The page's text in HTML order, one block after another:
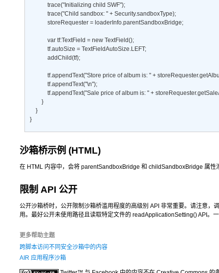
            trace("Initializing child SWF");
            trace("Child sandbox: " + Security.sandboxType);
            storeRequester = loaderInfo.parentSandboxBridge;
            var tf:TextField = new TextField();
            tf.autoSize = TextFieldAutoSize.LEFT;
            addChild(tf);
tf.appendText("Store price of album is: " +
            tf.appendText("\n");
tf.appendText("Sale price of album is: " +
        }
    }
}
沙箱桥示例 (HTML)
在 HTML 内容中，会将 parentSandboxBridge 和 childSandboxBridge 属性
限制 API 公开
公开沙箱桥时，公开限制沙箱桥滥用程度的高级别 API 非常重要。请注意
用。最好公开未使用路径且读取特定文件的 readApplicationSetting()API。
更多帮助主题
跨脚本访问不同安全沙箱中的内容
AIR 应用程序沙箱